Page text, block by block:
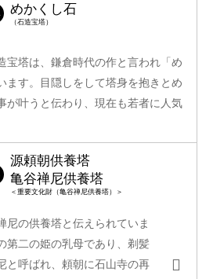
めかくし石
（石造宝塔）
宝塔は、鎌倉時代の作と言われ「め
ます。目隠しをして塔身を抱きとめ
が叶うと伝わり、現在も若者に人気
源頼朝供養塔
亀谷禅尼供養塔
＜重要文化財（亀谷禅尼供養塔）＞
尼の供養塔と伝えられていま
第二の姫の乳母であり、剃髪
と呼ばれ、頼朝に石山寺の再